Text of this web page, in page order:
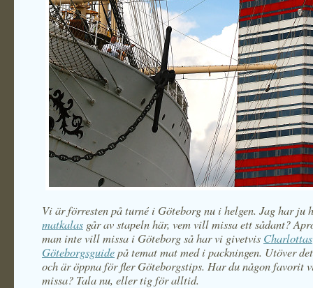
Vi är förresten på turné i Göteborg nu i helgen. Jag har ju
matkalas går av stapeln här, vem vill missa ett sådant?
man inte vill missa i Göteborg så har vi givetvis Charlottas
Göteborgsguidepå temat mat med i packningen. Utöver
och är öppna för fler Göteborgstips. Har du någon favorit
missa? Tala nu, eller tig för alltid.